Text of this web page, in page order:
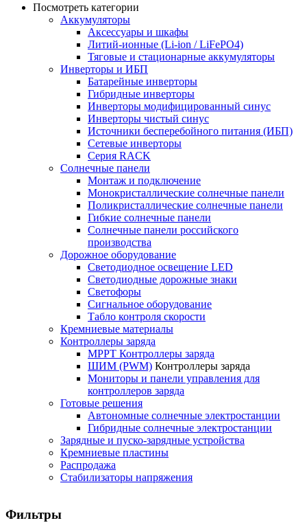
Посмотреть категории
Аккумуляторы
Аксессуары и шкафы
Литий-ионные (Li-ion / LiFePO4)
Тяговые и стационарные аккумуляторы
Инверторы и ИБП
Батарейные инверторы
Гибридные инверторы
Инверторы модифицированный синус
Инверторы чистый синус
Источники бесперебойного питания (ИБП)
Сетевые инверторы
Серия RACK
Солнечные панели
Монтаж и подключение
Монокристаллические солнечные панели
Поликристаллические солнечные панели
Гибкие солнечные панели
Солнечные панели российского
производства
Дорожное оборудование
Светодиодное освещение LED
Светодиодные дорожные знаки
Светофоры
Сигнальное оборудование
Табло контроля скорости
Кремниевые материалы
Контроллеры заряда
MPPT Контроллеры заряда
ШИМ (PWM) Контроллеры заряда
Мониторы и панели управления для
контроллеров заряда
Готовые решения
Автономные солнечные электростанции
Гибридные солнечные электростанции
Зарядные и пуско-зарядные устройства
Кремниевые пластины
Распродажа
Стабилизаторы напряжения
Фильтры